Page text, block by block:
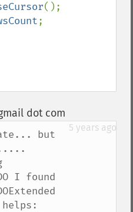
();
;
dot com
5 years ago
but
I found